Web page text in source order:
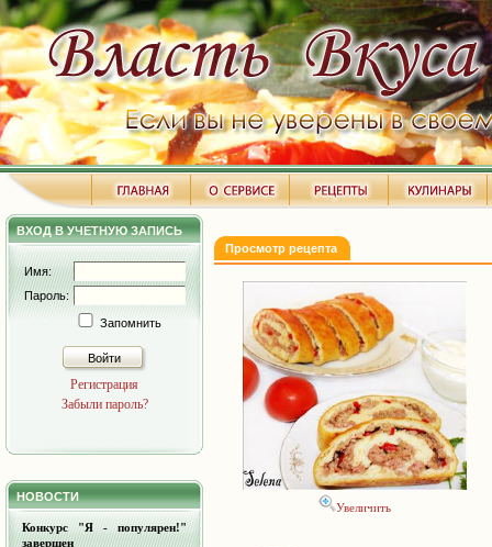
ВХОД В УЧЕТНУЮ ЗАПИСЬ
Имя:
Пароль:
Запомнить
Войти
Регистрация
Забыли пароль?
НОВОСТИ
Конкурс "Я - популярен!"
завершен
Просмотр рецепта
Увеличить